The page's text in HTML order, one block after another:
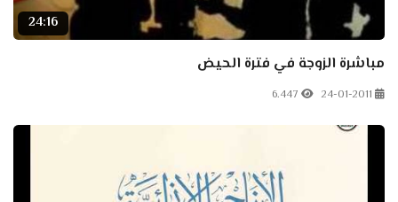
24:16
مباشرة الزوجة في فترة الحيض
24-01-2011
6.447